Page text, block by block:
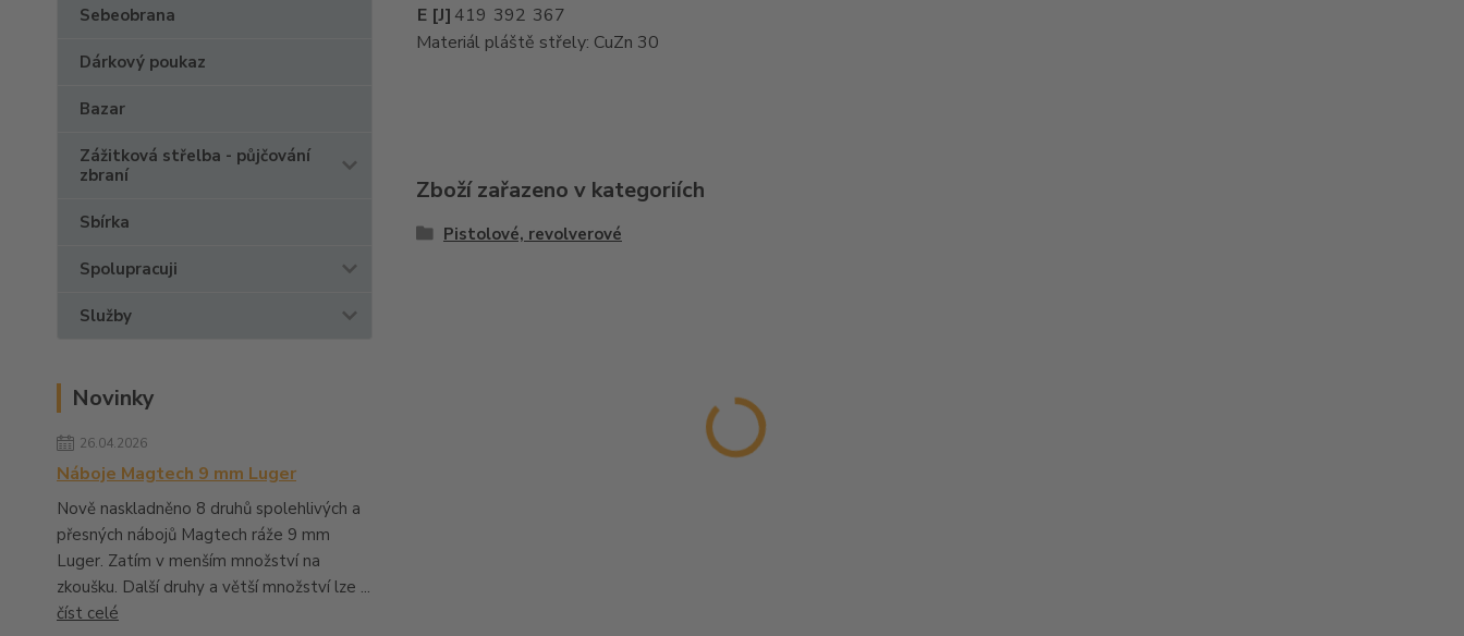
Sebeobrana
Dárkový poukaz
Bazar
Zážitková střelba - půjčování
zbraní
Sbírka
Spolupracuji
Služby
Novinky
26.04.2026
Náboje Magtech 9 mm Luger
Nově naskladněno 8 druhů spolehlivých a
přesných nábojů Magtech ráže 9 mm
Luger. Zatím v menším množství na
zkoušku. Další druhy a větší množství lze ...
číst celé
E [J] 419 392 367
Materiál pláště střely: CuZn 30
Zboží zařazeno v kategoriích
Pistolové, revolverové